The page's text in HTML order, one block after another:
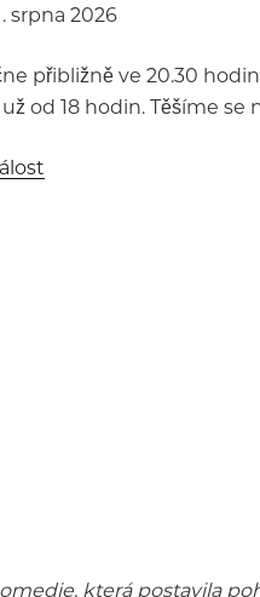
srpna 2026
přibližně ve 20.30
od 18 hodin. Těšíme se
která postavila